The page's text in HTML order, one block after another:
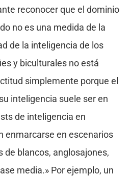
reconocer que el dominio
no es una medida de la
de la inteligencia de los
y biculturales no está
simplemente porque el
inteligencia suele ser en
de inteligencia en
enmarcarse en escenarios
de blancos, anglosajones,
media.» Por ejemplo, un